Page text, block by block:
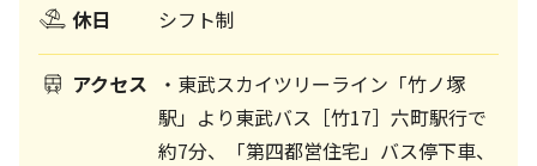
休日 シフト制
アクセス
・東武スカイツリーライン「竹ノ塚
駅」より東武バス［竹17］六町駅行で
約7分、「第四都営住宅」バス停下車、